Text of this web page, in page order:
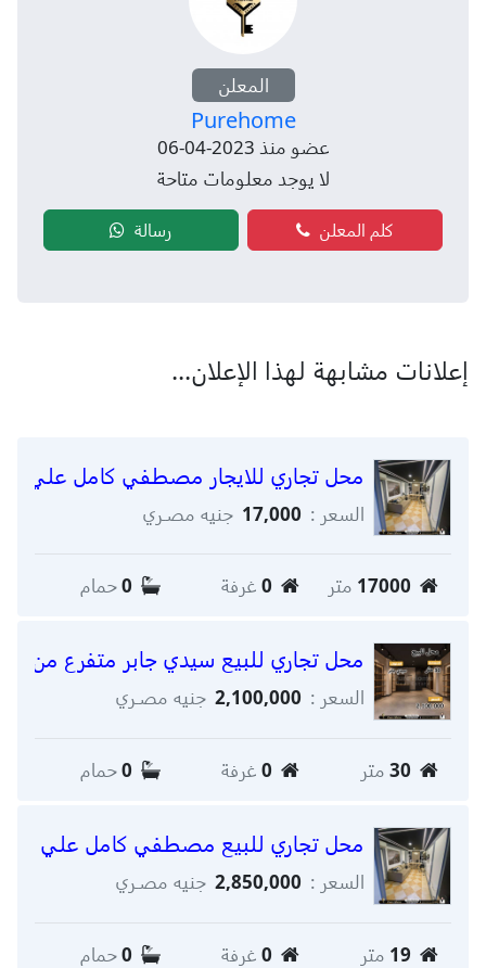
المعلن
Purehome
عضو منذ 2023-04-06
لا يوجد معلومات متاحة
كلم المعلن رسالة
إعلانات مشابهة لهذا الإعلان...
محل تجاري للايجار مصطفي كامل علي
السعر : 17,000 جنيه مصـري
17000 متر 0 غرفة 0حمام
محل تجاري للبيع سيدي جابر متفرع من
السعر : 2,100,000 جنيه مصـري
30 متر 0 غرفة 0حمام
محل تجاري للبيع مصطفي كامل علي
السعر : 2,850,000 جنيه مصـري
19 متر 0 غرفة 0حمام